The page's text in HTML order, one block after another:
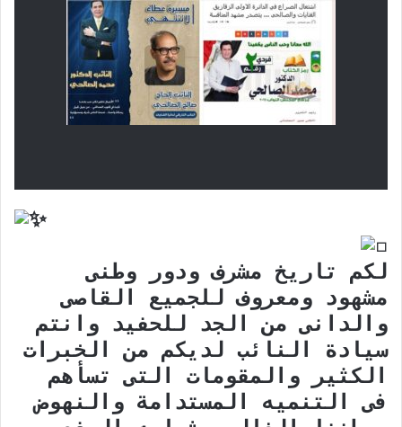
لكم تاريخ مشرف ودور وطنى
مشهود ومعروف للجميع القاصى
والدانى من الجد للحفيد وانتم
سيادة النائب لديكم من الخبرات
الكثير والمقومات التى تسأهم
فى التنميه المستدامة والنهوض